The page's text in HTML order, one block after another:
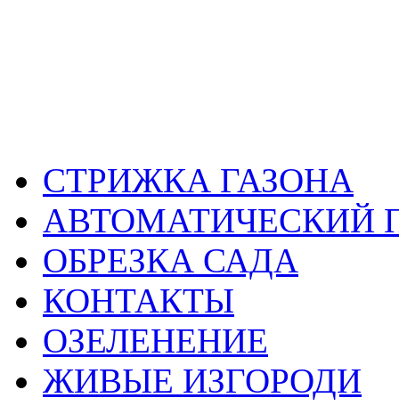
СТРИЖКА ГАЗОНА
АВТОМАТИЧЕСКИЙ
ОБРЕЗКА САДА
КОНТАКТЫ
ОЗЕЛЕНЕНИЕ
ЖИВЫЕ ИЗГОРОДИ